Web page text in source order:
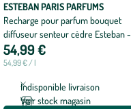
ESTEBAN PARIS PARFUMS
Recharge pour parfum bouquet
diffuseur senteur cèdre Esteban -
100 ml
54,99 €
54,99 € / l
Indisponible livraison
Voir stock magasin